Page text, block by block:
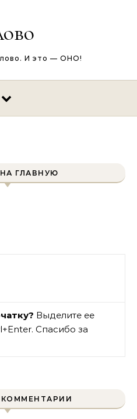
И это — ОНО!
ГЛАВНУЮ
Выделите ее
Спасибо за